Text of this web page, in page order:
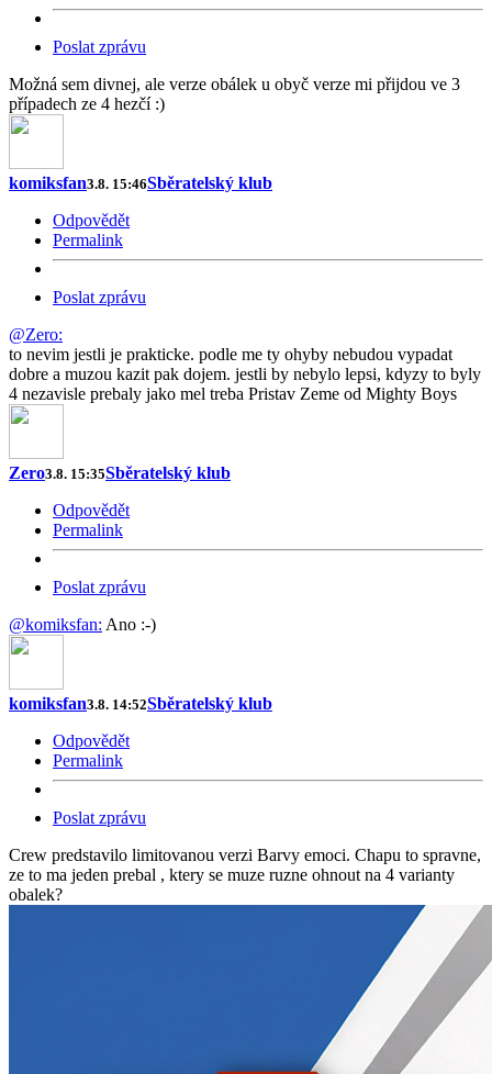
Poslat zprávu
Možná sem divnej, ale verze obálek u obyč verze mi přijdou ve 3
případech ze 4 hezčí :)
komiksfan3.8. 15:46Sběratelský klub
Odpovědět
Permalink
Poslat zprávu
@Zero:
to nevim jestli je prakticke. podle me ty ohyby nebudou vypadat
dobre a muzou kazit pak dojem. jestli by nebylo lepsi, kdyzy to byly
4 nezavisle prebaly jako mel treba Pristav Zeme od Mighty Boys
Zero3.8. 15:35Sběratelský klub
Odpovědět
Permalink
Poslat zprávu
@komiksfan: Ano :-)
komiksfan3.8. 14:52Sběratelský klub
Odpovědět
Permalink
Poslat zprávu
Crew predstavilo limitovanou verzi Barvy emoci. Chapu to spravne,
ze to ma jeden prebal , ktery se muze ruzne ohnout na 4 varianty
obalek?